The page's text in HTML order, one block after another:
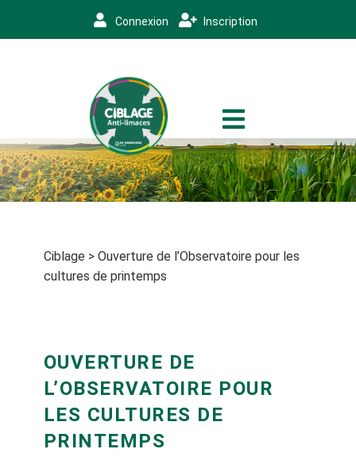
Connexion Inscription
Ciblage > Ouverture de l’Observatoire pour les
cultures de printemps
OUVERTURE DE
L’OBSERVATOIRE POUR
LES CULTURES DE
PRINTEMPS